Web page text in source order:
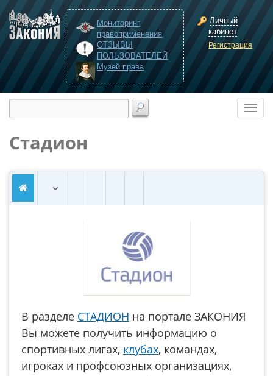
Мониторинг
правоприменения
ОТЗЫВЫ
ПОЛЬЗОВАТЕЛЕЙ
Музей права
Личный
кабинет
Регистрация
Стадион
В разделе СТАДИОН на портале ЗАКОНИЯ
Вы можете получить информацию о
спортивных лигах, клубах, командах,
игроках и профсоюзных организациях,